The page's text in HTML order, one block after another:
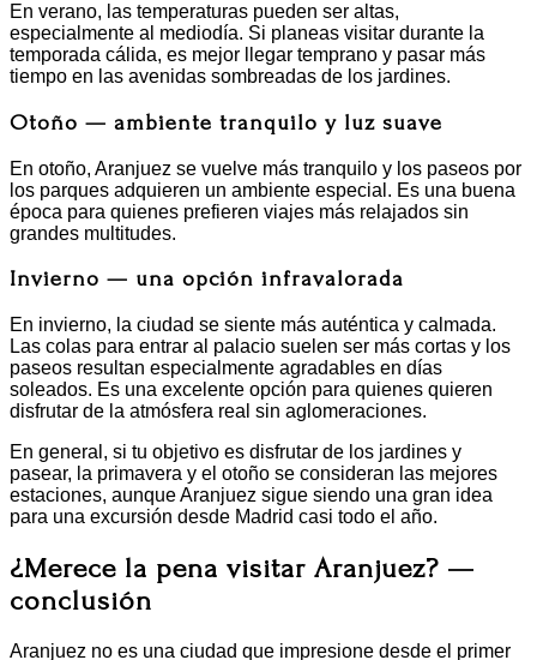
En verano, las temperaturas pueden ser altas,
especialmente al mediodía. Si planeas visitar durante la
temporada cálida, es mejor llegar temprano y pasar más
tiempo en las avenidas sombreadas de los jardines.
Otoño — ambiente tranquilo y luz suave
En otoño, Aranjuez se vuelve más tranquilo y los paseos por
los parques adquieren un ambiente especial. Es una buena
época para quienes prefieren viajes más relajados sin
grandes multitudes.
Invierno — una opción infravalorada
En invierno, la ciudad se siente más auténtica y calmada.
Las colas para entrar al palacio suelen ser más cortas y los
paseos resultan especialmente agradables en días
soleados. Es una excelente opción para quienes quieren
disfrutar de la atmósfera real sin aglomeraciones.
En general, si tu objetivo es disfrutar de los jardines y
pasear, la primavera y el otoño se consideran las mejores
estaciones, aunque Aranjuez sigue siendo una gran idea
para una excursión desde Madrid casi todo el año.
¿Merece la pena visitar Aranjuez? —
conclusión
Aranjuez no es una ciudad que impresione desde el primer